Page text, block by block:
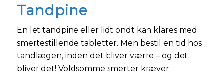
Tandpine
En let tandpine eller lidt ondt kan klares med
smertestillende tabletter. Men bestil en tid hos
tandlægen, inden det bliver værre – og det
bliver det! Voldsomme smerter kræver